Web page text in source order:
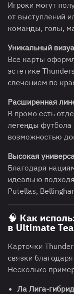
Игроки могут
от выступлений
команды, голы,
Уникальный
Все карты
эстетике
свечением по
Расширенная
В промо есть
легенды
возможностью
Высокая
Благодаря
идеально
Putellas,
🧠 Как
в Ultimate
Карточки
связки
Несколько
Ла Лига-